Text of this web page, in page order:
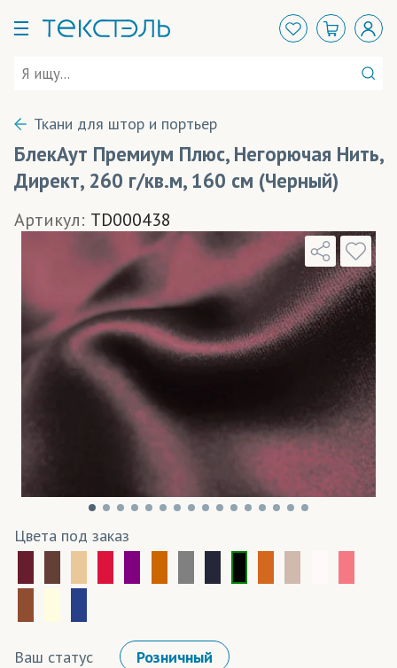
Ткани для штор и портьер
БлекАут Премиум Плюс, Негорючая Нить,
Директ, 260 г/кв.м, 160 см (Черный)
Артикул: TD000438
Цвета под заказ
Ваш статус
Розничный